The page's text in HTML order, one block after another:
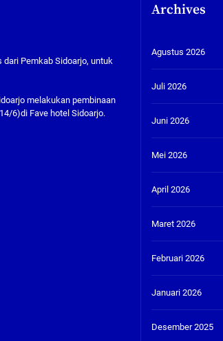
Pemkab Sidoarjo, untuk
melakukan pembinaan
6)di Fave hotel Sidoarjo.
Archives
Agustus 2026
Juli 2026
Juni 2026
Mei 2026
April 2026
Maret 2026
Februari 2026
Januari 2026
Desember 2025